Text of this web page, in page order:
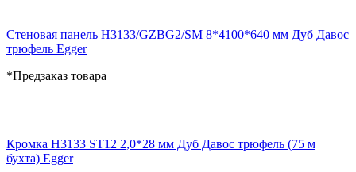
Стеновая панель H3133/GZBG2/SM 8*4100*640 мм Дуб Давос
трюфель Egger
*Предзаказ товара
Кромка H3133 ST12 2,0*28 мм Дуб Давос трюфель (75 м
бухта) Egger